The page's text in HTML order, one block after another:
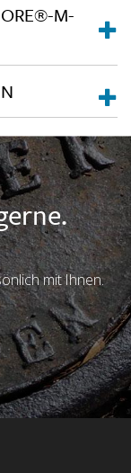
M-
mit Ihnen.